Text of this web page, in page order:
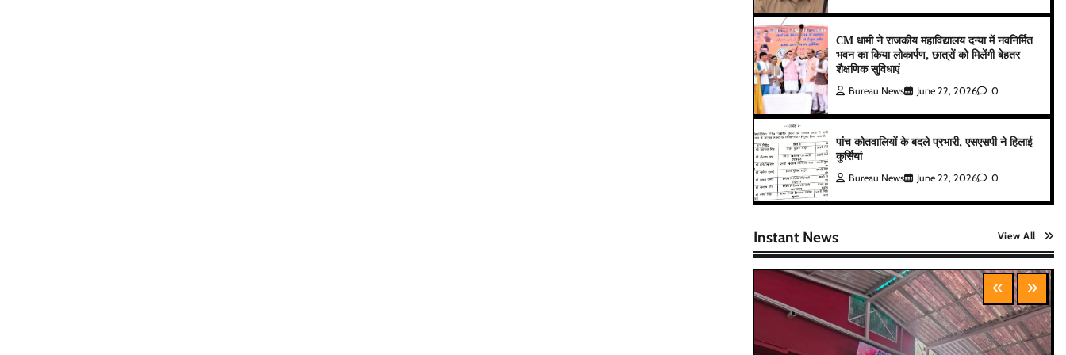
CM धामी ने राजकीय महाविद्यालय दन्या में नवनिर्मित
भवन का किया लोकार्पण, छात्रों को मिलेंगी बेहतर
शैक्षणिक सुविधाएं
Bureau News June 22, 2026 0
पांच कोतवालियों के बदले प्रभारी, एसएसपी ने हिलाई
कुर्सियां
Bureau News June 22, 2026 0
Instant News View All